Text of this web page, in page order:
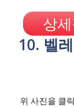
상
10. 벨
위 사진을 클